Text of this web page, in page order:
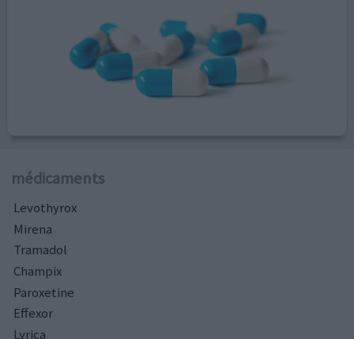
médicaments
Levothyrox
Mirena
Tramadol
Champix
Paroxetine
Effexor
Lyrica